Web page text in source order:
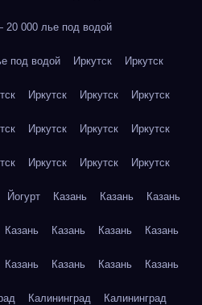
000 лье под водой
под водой Иркутск Иркутск
Иркутск Иркутск Иркутск
Иркутск Иркутск Иркутск
Иркутск Иркутск Иркутск
Йогурт Казань Казань Казань
Казань Казань Казань Казань
Казань Казань Казань Казань
Калининград Калининград